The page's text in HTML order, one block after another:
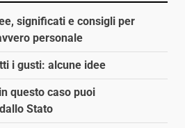
significati e consigli per
personale
i gusti: alcune idee
questo caso puoi
Stato